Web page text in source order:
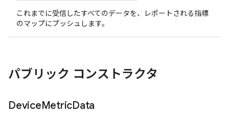
これまでに受信したすべてのデータを、レポートされる指標
のマップにプッシュします。
パブリック コンストラクタ
DeviceMetricData